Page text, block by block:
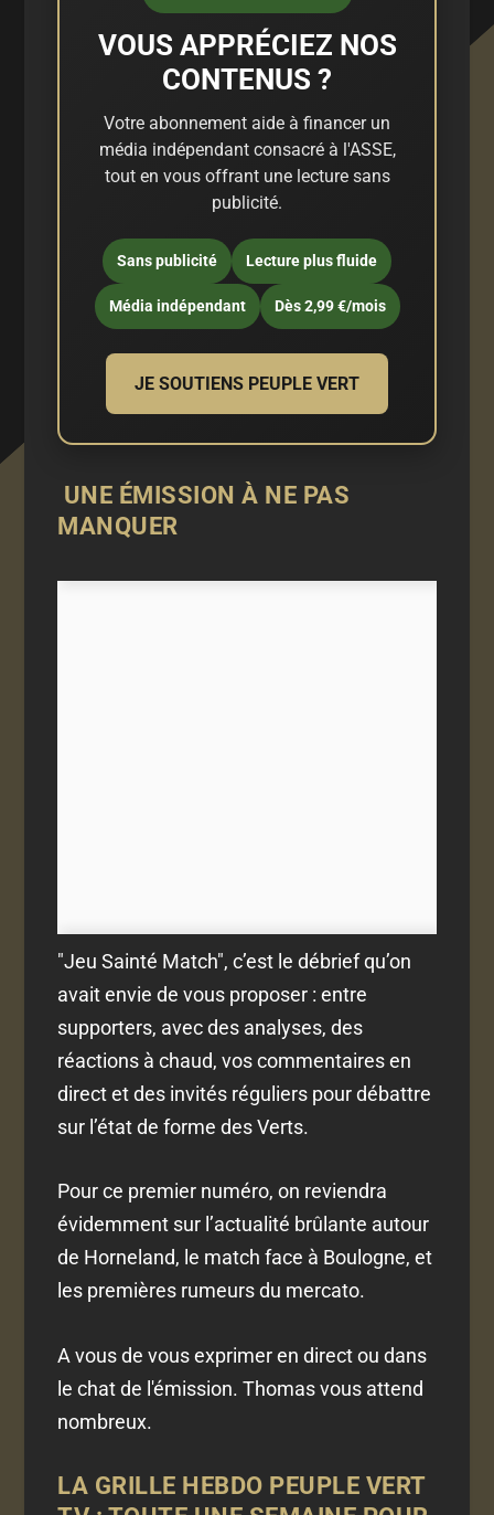
VOUS APPRÉCIEZ NOS
CONTENUS ?
Votre abonnement aide à financer un
média indépendant consacré à l'ASSE,
tout en vous offrant une lecture sans
publicité.
Sans publicité Lecture plus fluide
Média indépendant Dès 2,99 €/mois
JE SOUTIENS PEUPLE VERT
UNE ÉMISSION À NE PAS
MANQUER
"Jeu Sainté Match", c’est le débrief qu’on
avait envie de vous proposer : entre
supporters, avec des analyses, des
réactions à chaud, vos commentaires en
direct et des invités réguliers pour débattre
sur l’état de forme des Verts.
Pour ce premier numéro, on reviendra
évidemment sur l’actualité brûlante autour
de Horneland, le match face à Boulogne, et
les premières rumeurs du mercato.
A vous de vous exprimer en direct ou dans
le chat de l'émission. Thomas vous attend
nombreux.
LA GRILLE HEBDO PEUPLE VERT